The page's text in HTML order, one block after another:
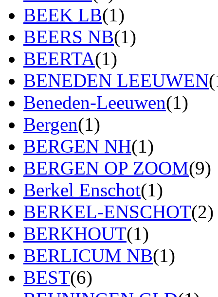
BEEK LB(1)
BEERS NB(1)
BEERTA(1)
BENEDEN LEEUWEN
Beneden-Leeuwen(1)
Bergen(1)
BERGEN NH(1)
BERGEN OP ZOOM(9)
Berkel Enschot(1)
BERKEL-ENSCHOT(2)
BERKHOUT(1)
BERLICUM NB(1)
BEST(6)